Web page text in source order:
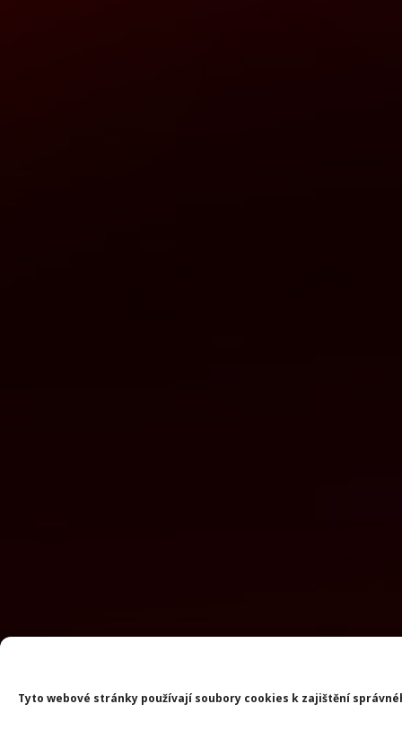
Tyto webové stránky používají soubory cookies k zajištění